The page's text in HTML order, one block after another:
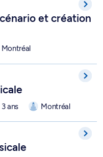
et création
Montréal
3 ans Montréal